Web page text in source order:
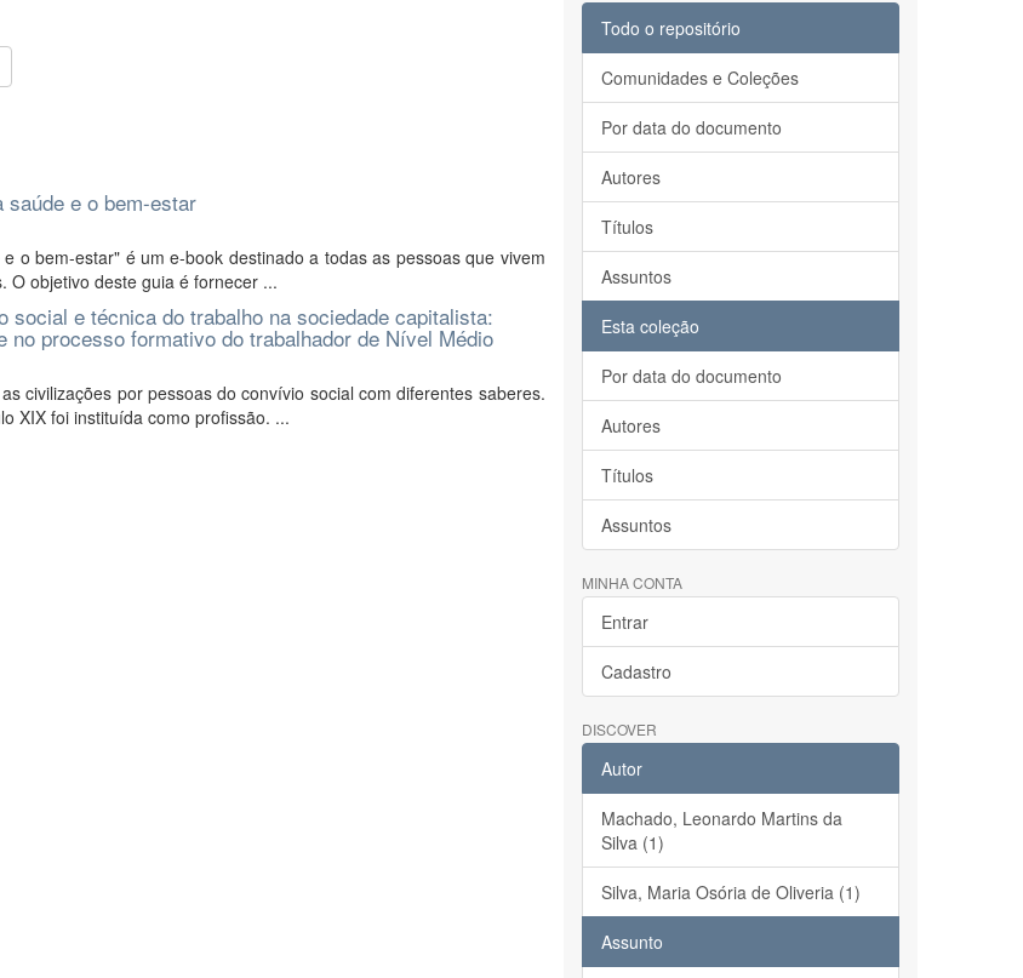
saúde e o bem-estar
o bem-estar" é um e-book destinado a todas as pessoas que vivem
O objetivo deste guia é fornecer ...
e técnica do trabalho na sociedade capitalista:
processo formativo do trabalhador de Nível Médio
civilizações por pessoas do convívio social com diferentes saberes.
XIX foi instituída como profissão. ...
Todo o repositório
Comunidades e Coleções
Por data do documento
Autores
Títulos
Assuntos
Esta coleção
Por data do documento
Autores
Títulos
Assuntos
MINHA CONTA
Entrar
Cadastro
DISCOVER
Autor
Machado, Leonardo Martins da
Silva (1)
Silva, Maria Osória de Oliveria (1)
Assunto